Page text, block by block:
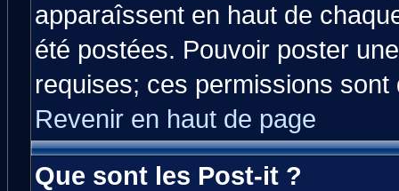
apparaîssent en haut de
été postées. Pouvoir poster
requises; ces permissions
Revenir en haut de page
Que sont les Post-it ?